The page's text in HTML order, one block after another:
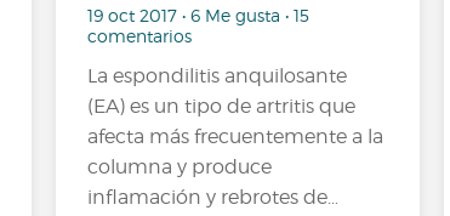
19 oct 2017 • 6 Me gusta • 15
comentarios
La espondilitis anquilosante
(EA) es un tipo de artritis que
afecta más frecuentemente a la
columna y produce
inflamación y rebrotes de…